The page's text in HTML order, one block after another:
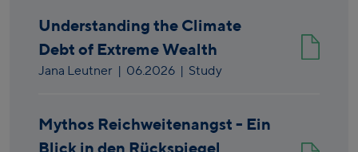
Understanding the Climate
Debt of Extreme Wealth
Jana Leutner | 06.2026 | Study
Mythos Reichweitenangst - Ein
Blick in den Rückspiegel